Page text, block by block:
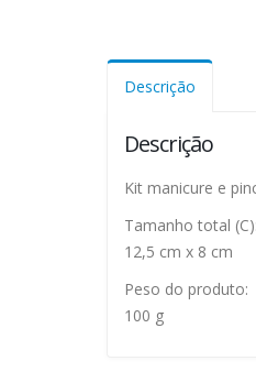
Descrição
Descrição
Kit manicure e
Tamanho total (C):
12,5 cm x 8 cm
Peso do produto:
100 g